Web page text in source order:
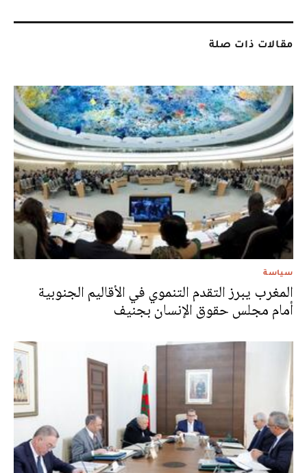
مقالات ذات صلة
سياسة
المغرب يبرز التقدم التنموي في الأقاليم الجنوبية
أمام مجلس حقوق الإنسان بجنيف